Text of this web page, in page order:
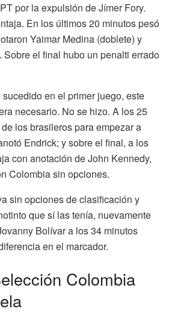
por la expulsión de Jímer Fory.
En los últimos 20 minutos pesó
Yaimar Medina (doblete) y
Sobre el final hubo un penalti errado
sucedido en el primer juego, este
necesario. No se hizo. A los 25
los brasileros para empezar a
Endrick; y sobre el final, a los
con anotación de John Kennedy,
Colombia sin opciones.
sin opciones de clasificación y
que sí las tenía, nuevamente
Bolívar a los 34 minutos
en el marcador.
Colombia